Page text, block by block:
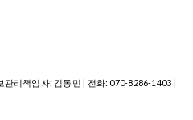
리책임자: 김동민 | 전화: 070-8286-1403 |